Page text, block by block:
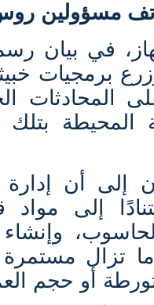
مسؤولين
في بيان
برمجيات
المحادثات
المحيطة
إلى أن
إلى
ما تزال
أو حجم